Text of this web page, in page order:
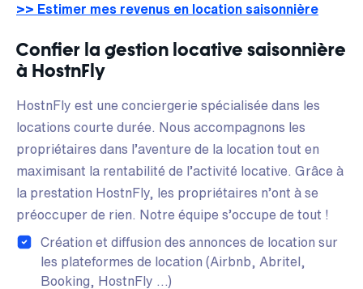
>> Estimer mes revenus en location saisonnière
Confier la gestion locative saisonnière
à HostnFly
HostnFly est une conciergerie spécialisée dans les
locations courte durée. Nous accompagnons les
propriétaires dans l’aventure de la location tout en
maximisant la rentabilité de l’activité locative. Grâce à
la prestation HostnFly, les propriétaires n’ont à se
préoccuper de rien. Notre équipe s’occupe de tout !
Création et diffusion des annonces de location sur
les plateformes de location (Airbnb, Abritel,
Booking, HostnFly …)